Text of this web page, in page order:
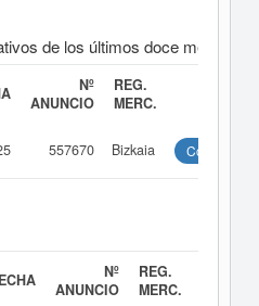
de los últimos doce meses
Nº
ANUNCIO
REG.
MERC.
557670 Bizkaia Consultar
Nº
ANUNCIO
REG.
MERC.